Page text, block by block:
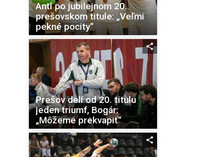
Antl po jubilejnom 20.
prešovskom titule: „Veľmi
pekné pocity“
Prešov delí od 20. titulu
jeden triumf, Bogár:
„Môžeme prekvapiť“